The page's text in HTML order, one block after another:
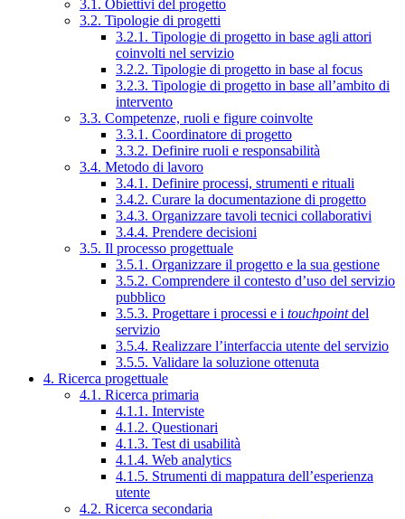
3.1. Obiettivi del progetto
3.2. Tipologie di progetti
3.2.1. Tipologie di progetto in base agli attori
coinvolti nel servizio
3.2.2. Tipologie di progetto in base al focus
3.2.3. Tipologie di progetto in base all’ambito di
intervento
3.3. Competenze, ruoli e figure coinvolte
3.3.1. Coordinatore di progetto
3.3.2. Definire ruoli e responsabilità
3.4. Metodo di lavoro
3.4.1. Definire processi, strumenti e rituali
3.4.2. Curare la documentazione di progetto
3.4.3. Organizzare tavoli tecnici collaborativi
3.4.4. Prendere decisioni
3.5. Il processo progettuale
3.5.1. Organizzare il progetto e la sua gestione
3.5.2. Comprendere il contesto d’uso del servizio
pubblico
3.5.3. Progettare i processi e i touchpointdel
servizio
3.5.4. Realizzare l’interfaccia utente del servizio
3.5.5. Validare la soluzione ottenuta
4. Ricerca progettuale
4.1. Ricerca primaria
4.1.1. Interviste
4.1.2. Questionari
4.1.3. Test di usabilità
4.1.4. Web analytics
4.1.5. Strumenti di mappatura dell’esperienza
utente
4.2. Ricerca secondaria